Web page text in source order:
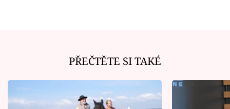
PŘEČTĚTE SI TAKÉ